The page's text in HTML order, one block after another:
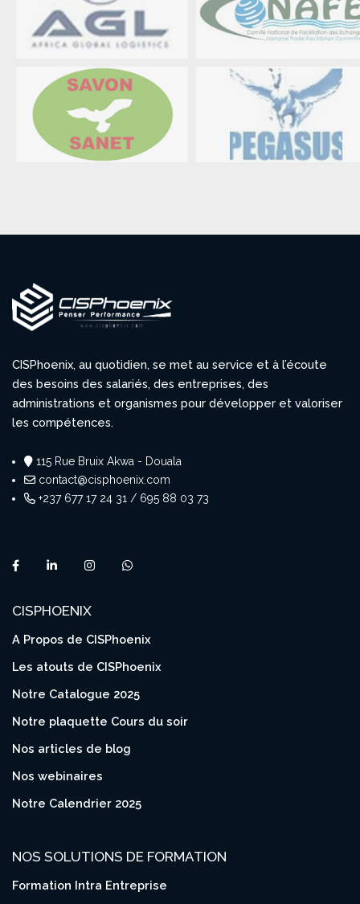
CISPhoenix, au quotidien, se met au service et à l’écoute
des besoins des salariés, des entreprises, des
administrations et organismes pour développer et valoriser
les compétences.
115 Rue Bruix Akwa - Douala
contact@cisphoenix.com
+237 677 17 24 31 / 695 88 03 73
CISPHOENIX
A Propos de CISPhoenix
Les atouts de CISPhoenix
Notre Catalogue 2025
Notre plaquette Cours du soir
Nos articles de blog
Nos webinaires
Notre Calendrier 2025
NOS SOLUTIONS DE FORMATION
Formation Intra Entreprise